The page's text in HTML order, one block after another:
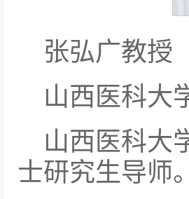
张弘广教授
山西医科大
山西医科大
士研究生导师。